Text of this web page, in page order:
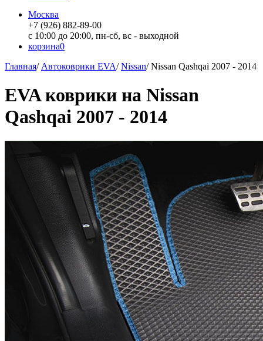
Москва
+7 (926) 882-89-00
с 10:00 до 20:00, пн-сб, вс - выходной
корзина0
Главная/ Автоковрики EVA/Nissan/Nissan Qashqai 2007 - 2014
EVA коврики на Nissan
Qashqai 2007 - 2014